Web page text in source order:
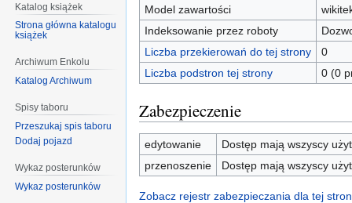
Model zawartości
Indeksowanie przez roboty
Liczba przekierowań do tej strony
0
Liczba podstron tej strony
0 (0
Zabezpieczenie
edytowanie
Dostęp mają wszyscy
przenoszenie
Dostęp mają wszyscy
Zobacz rejestr zabezpieczania dla tej
Katalog książek
Strona główna katalogu
książek
Archiwum Enkolu
Katalog Archiwum
Spisy taboru
Przeszukaj spis taboru
Dodaj pojazd
Wykaz posterunków
Wykaz posterunków